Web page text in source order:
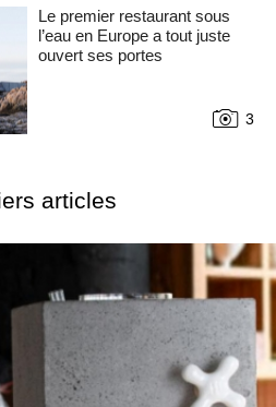
Le premier restaurant sous
l’eau en Europe a tout juste
ouvert ses portes
3
articles